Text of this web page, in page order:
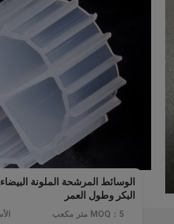
البكر وطول العمر
MOQ：5 متر مكعب